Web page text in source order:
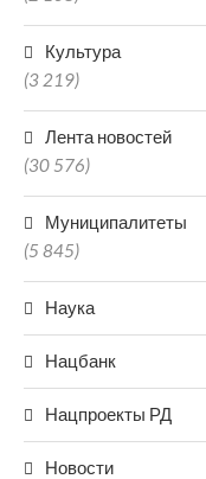
Культура
(3 219)
Лента новостей
(30 576)
Муниципалитеты
(5 845)
Наука
Нацбанк
Нацпроекты РД
Новости